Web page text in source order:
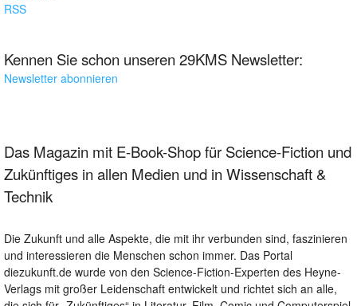
RSS
Kennen Sie schon unseren 29KMS Newsletter:
Newsletter abonnieren
Das Magazin mit E-Book-Shop für Science-Fiction und
Zukünftiges in allen Medien und in Wissenschaft &
Technik
Die Zukunft und alle Aspekte, die mit ihr verbunden sind, faszinieren
und interessieren die Menschen schon immer. Das Portal
diezukunft.de wurde von den Science-Fiction-Experten des Heyne-
Verlags mit großer Leidenschaft entwickelt und richtet sich an alle,